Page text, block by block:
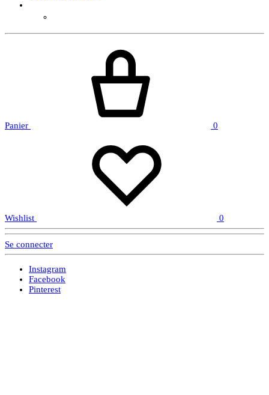
Panier 0
Wishlist 0
Se connecter
Instagram
Facebook
Pinterest